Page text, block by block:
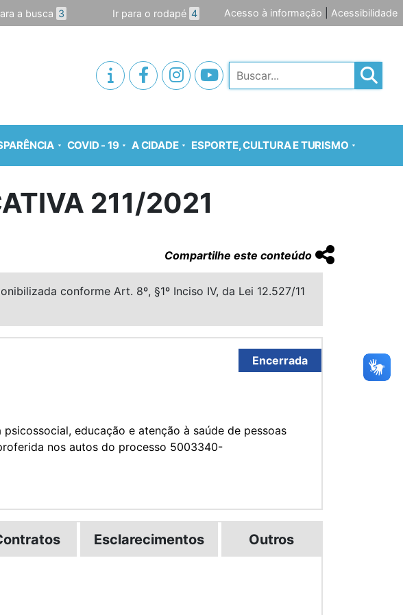
a busca 3 Ir para o rodapé 4 Acesso à informação Acessibilidade
Pesquisar
COVID - 19 A CIDADE ESPORTE, CULTURA E TURISMO
211/2021
Compartilhe este conteúdo
conforme Art. 8º, §1º Inciso IV, da Lei 12.527/11
Encerrada
educação e atenção à saúde de pessoas
nos autos do processo 5003340-
Esclarecimentos Outros